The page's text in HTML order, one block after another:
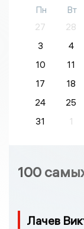
Пн Вт
27
28
3
4
10
11
17
18
24
25
31
1
100
Лачев